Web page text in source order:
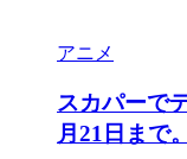
アニメ
スカパーで
月21日まで